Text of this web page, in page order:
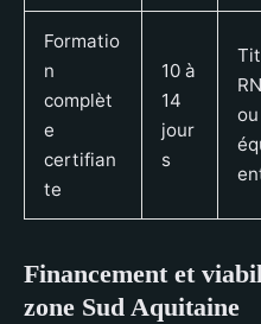
Formatio
n
complèt
e
certifian
te
10 à
14
jour
s
ou
Financement et
zone Sud Aquitaine